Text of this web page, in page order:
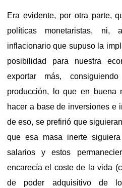
Era evidente, por otra parte,
políticas monetaristas,
inflacionario que supuso la
posibilidad para nuestra
exportar más,
producción, lo que en buena
hacer a base de inversiones e
de eso, se prefirió que
que esa masa inerte
salarios y estos
encarecía el coste de la vida
de poder adquisitivo de